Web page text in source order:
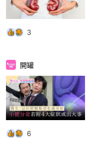
3
開罐
6